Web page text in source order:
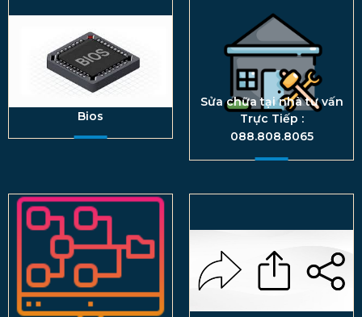
Bios
Sửa chữa tại nhà tư vấn
Trực Tiếp :
088.808.8065